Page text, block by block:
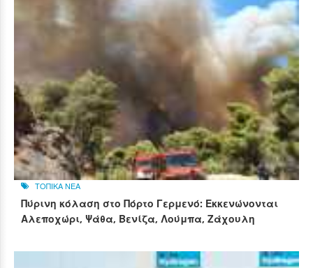
ΤΟΠΙΚΑ ΝΕΑ
Πύρινη κόλαση στο Πόρτο Γερμενό: Εκκενώνονται
Αλεποχώρι, Ψάθα, Βενίζα, Λούμπα, Ζάχουλη